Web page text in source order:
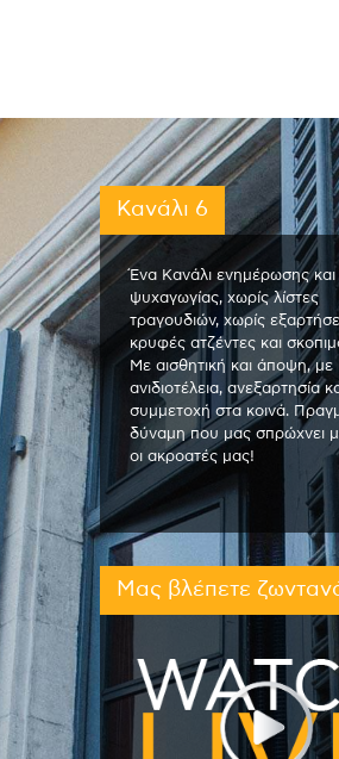
Κανάλι 6
Ένα Κανάλι ενημέρωσης και
ψυχαγωγίας, χωρίς λίστες
τραγουδιών, χωρίς
κρυφές ατζέντες και
Με αισθητική και άποψη, με
ανιδιοτέλεια, ανεξαρτησία
συμμετοχή στα κοινά.
δύναμη που μας σπρώχνει
οι ακροατές μας!
Μας βλέπετε